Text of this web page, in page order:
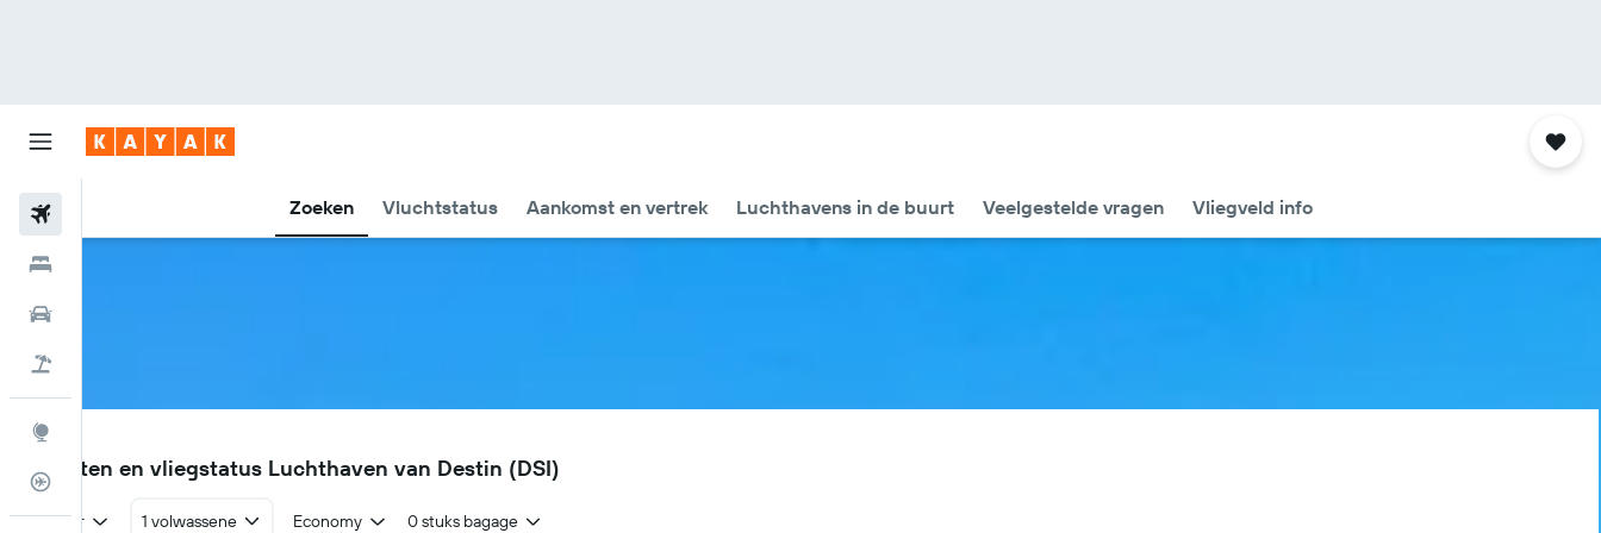
Zoeken Vluchtstatus Aankomst en vertrek Luchthavens in de buurt Veelgestelde vragen Vliegveld info
Vluchtstatus info
DSI
Vluchten en vliegstatus Luchthaven van Destin (DSI)
Retour 1 volwassene Economy 0 stuks bagage